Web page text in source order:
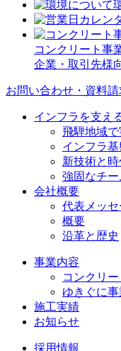
コンクリート事
企業・取引先様
お問い合わせ・資料請
インフラを支え
飛騨地域で
インフラ
新技術と
強固なチ
会社概要
代表メッセ
概要
沿革と歴史
事業内容
コンクリ
ゆきぐに
施工実績
お知らせ
採用情報